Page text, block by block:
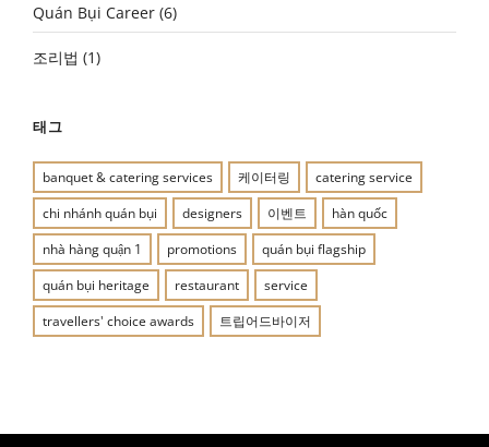
Quán Bụi Career (6)
조리법 (1)
태그
banquet & catering services 케이터링
catering service
chi nhánh quán bụi
designers 이벤트
hàn quốc
nhà hàng quận 1
promotions
quán bụi flagship
quán bụi heritage
restaurant
service
travellers' choice awards
트립어드바이저